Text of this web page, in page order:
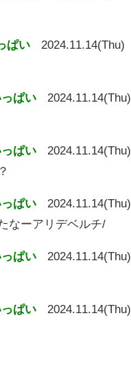
ぱい
2024.11.14(Thu)
ぱい
2024.11.14(Thu)
ぱい
2024.11.14(Thu)
ぱい
2024.11.14(Thu)
なーアリデベルチ/
ぱい
2024.11.14(Thu)
ぱい
2024.11.14(Thu)